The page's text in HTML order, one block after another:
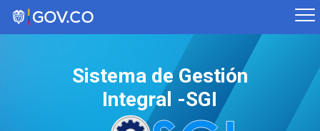
contenido
Sistema de Gestión
Integral -SGI